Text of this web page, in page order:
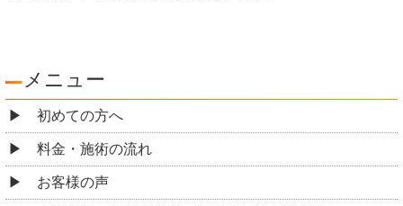
メニュー
初めての方へ
料金・施術の流れ
お客様の声